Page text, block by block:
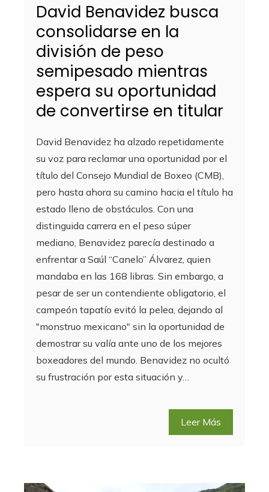
David Benavidez busca
consolidarse en la
división de peso
semipesado mientras
espera su oportunidad
de convertirse en titular
David Benavidez ha alzado repetidamente
su voz para reclamar una oportunidad por el
título del Consejo Mundial de Boxeo (CMB),
pero hasta ahora su camino hacia el título ha
estado lleno de obstáculos. Con una
distinguida carrera en el peso súper
mediano, Benavidez parecía destinado a
enfrentar a Saúl “Canelo” Álvarez, quien
mandaba en las 168 libras. Sin embargo, a
pesar de ser un contendiente obligatorio, el
campeón tapatío evitó la pelea, dejando al
"monstruo mexicano" sin la oportunidad de
demostrar su valía ante uno de los mejores
boxeadores del mundo. Benavidez no ocultó
su frustración por esta situación y…
Leer Más